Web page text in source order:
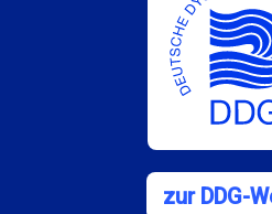
zur DDG-